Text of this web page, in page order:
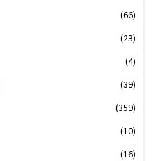
(66)
(23)
(4)
(39)
(359)
(10)
(16)